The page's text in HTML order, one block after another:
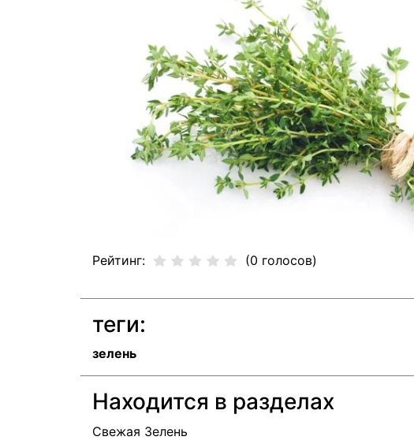
Рейтинг: (0 голосов)
теги:
зелень
Находится в разделах
Свежая Зелень